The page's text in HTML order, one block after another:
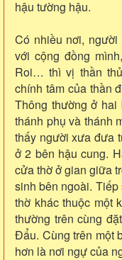
hậu tường hậu.
Có nhiều nơi, người
với cộng đồng
Roi… thì vị thần
chính tâm của thần
Thông thường ở
thánh phụ và thánh
thấy người xưa đưa
ở 2 bên hậu cung.
cửa thờ ở gian giữa
sinh bên ngoài.
thờ khác thuộc một
thường trên cùng
Đẩu. Cùng trên một
hơn là nơi ngự của